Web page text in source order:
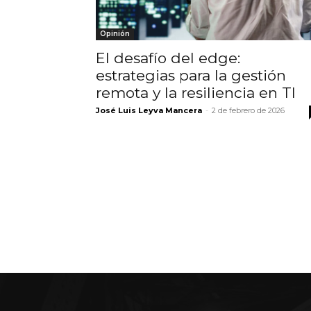
Opinión
El desafío del edge:
estrategias para la gestión
remota y la resiliencia en TI
José Luis Leyva Mancera - 2 de febrero de 2026